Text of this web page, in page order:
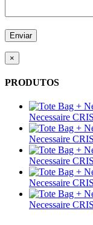
×
PRODUTOS
Necessaire
Necessaire
Necessaire
Necessaire
Necessaire